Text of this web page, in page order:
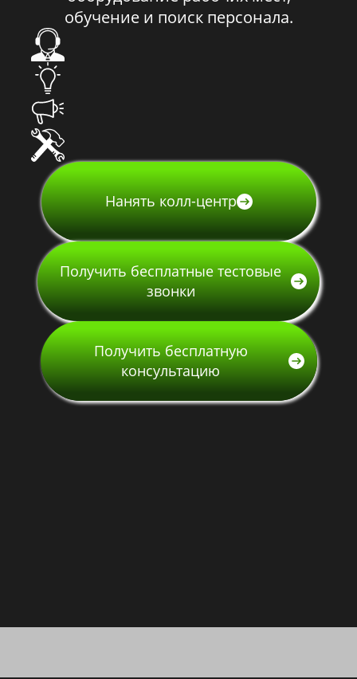
обучение и поиск персонала.
Нанять колл-центр
Получить бесплатные тестовые
звонки
Получить бесплатную
консультацию